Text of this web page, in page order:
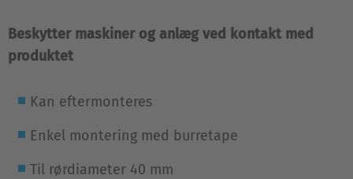
Beskytter maskiner og anlæg ved kontakt med
produktet
Kan eftermonteres
Enkel montering med burretape
Til rørdiameter 40 mm